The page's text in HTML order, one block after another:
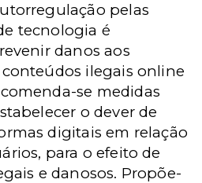
pelas
tecnologia é
danos aos
ilegais online
se medidas
o dever de
digitais em relação
para o efeito de
e danosos. Propõe-